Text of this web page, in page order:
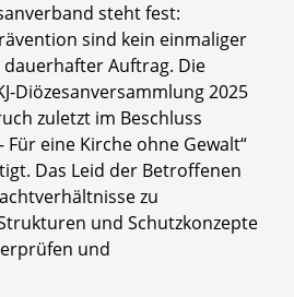
steht fest:
sind kein einmaliger
Auftrag. Die
Diözesanversammlung 2025
zuletzt im Beschluss
eine Kirche ohne Gewalt“
Das Leid der Betroffenen
zu
und Schutzkonzepte
und